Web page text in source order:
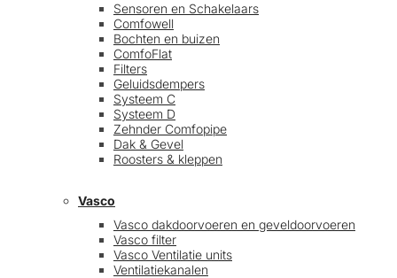
Sensoren en Schakelaars
Comfowell
Bochten en buizen
ComfoFlat
Filters
Geluidsdempers
Systeem C
Systeem D
Zehnder Comfopipe
Dak & Gevel
Roosters & kleppen
Vasco
Vasco dakdoorvoeren en geveldoorvoeren
Vasco filter
Vasco Ventilatie units
Ventilatiekanalen